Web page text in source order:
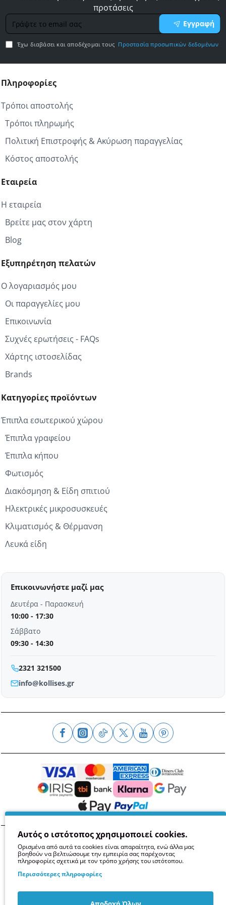
προτάσεις
Γράψτε
το
email
σας
Εγγραφή
Έχω διαβάσει και αποδέχομαι τους Προστασία προσωπικών δεδομένων
Πληροφορίες
Τρόποι αποστολής
Τρόποι πληρωμής
Πολιτική Επιστροφής & Ακύρωση παραγγελίας
Κόστος αποστολής
Εταιρεία
Η εταιρεία
Βρείτε μας στον χάρτη
Blog
Εξυπηρέτηση πελατών
Ο λογαριασμός μου
Οι παραγγελίες μου
Επικοινωνία
Συχνές ερωτήσεις - FAQs
Χάρτης ιστοσελίδας
Brands
Κατηγορίες προϊόντων
Έπιπλα εσωτερικού χώρου
Έπιπλα γραφείου
Έπιπλα κήπου
Φωτισμός
Διακόσμηση & Είδη σπιτιού
Ηλεκτρικές μικροσυσκευές
Κλιματισμός & Θέρμανση
Λευκά είδη
Επικοινωνήστε μαζί μας
Δευτέρα - Παρασκευή
10:00 - 17:30
Σάββατο
09:30 - 14:30
2321 321500
info@kollises.gr
ΌροιΑπόρρητοΑσφάλειαGDPR Cookies
Αυτός ο ιστότοπος χρησιμοποιεί cookies.
Ορισμένα από αυτά τα cookies είναι απαραίτητα, ενώ άλλα μας
βοηθούν να βελτιώσουμε την εμπειρία σας παρέχοντας
πληροφορίες σχετικά με τον τρόπο χρήσης του ιστότοπου.
Περισσότερες πληροφορίες